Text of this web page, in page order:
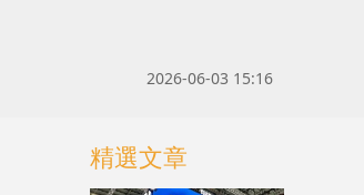
2026-06-03 15:16
精選文章